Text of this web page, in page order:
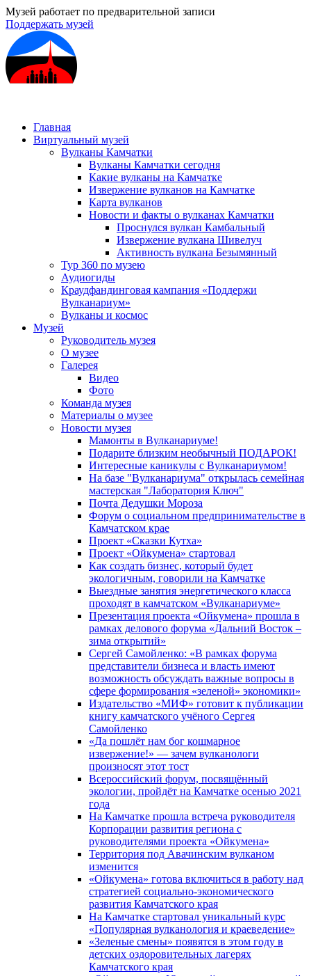
Музей работает по предварительной записи
Поддержать музей
Главная
Виртуальный музей
Вулканы Камчатки
Вулканы Камчатки сегодня
Какие вулканы на Камчатке
Извержение вулканов на Камчатке
Карта вулканов
Новости и факты о вулканах Камчатки
Проснулся вулкан Камбальный
Извержение вулкана Шивелуч
Активность вулкана Безымянный
Тур 360 по музею
Аудиогиды
Краудфандинговая кампания «Поддержи
Вулканариум»
Вулканы и космос
Музей
Руководитель музея
О музее
Галерея
Видео
Фото
Команда музея
Материалы о музее
Новости музея
Мамонты в Вулканариуме!
Подарите близким необычный ПОДАРОК!
Интересные каникулы с Вулканариумом!
На базе "Вулканариума" открылась семейная
мастерская "Лаборатория Ключ"
Почта Дедушки Мороза
Форум о социальном предпринимательстве в
Камчатском крае
Проект «Сказки Кутха»
Проект «Ойкумена» стартовал
Как создать бизнес, который будет
экологичным, говорили на Камчатке
Выездные занятия энергетического класса
проходят в камчатском «Вулканариуме»
Презентация проекта «Ойкумена» прошла в
рамках делового форума «Дальний Восток –
зима открытий»
Сергей Самойленко: «В рамках форума
представители бизнеса и власть имеют
возможность обсуждать важные вопросы в
сфере формирования «зеленой» экономики»
Издательство «МИФ» готовит к публикации
книгу камчатского учёного Сергея
Самойленко
«Да пошлёт нам бог кошмарное
извержение!» — зачем вулканологи
произносят этот тост
Всероссийский форум, посвящённый
экологии, пройдёт на Камчатке осенью 2021
года
На Камчатке прошла встреча руководителя
Корпорации развития региона с
руководителями проекта «Ойкумена»
Территория под Авачинским вулканом
изменится
«Ойкумена» готова включиться в работу над
стратегией социально-экономического
развития Камчатского края
На Камчатке стартовал уникальный курс
«Популярная вулканология и краеведение»
«Зеленые смены» появятся в этом году в
детских оздоровительных лагерях
Камчатского края